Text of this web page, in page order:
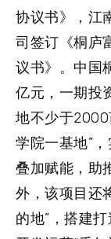
协议书》，江
司签订《桐庐
议书》。中国
亿元，一期投
地不少于
学院一基地”
叠加赋能，助
外，该项目还
的地”，搭建